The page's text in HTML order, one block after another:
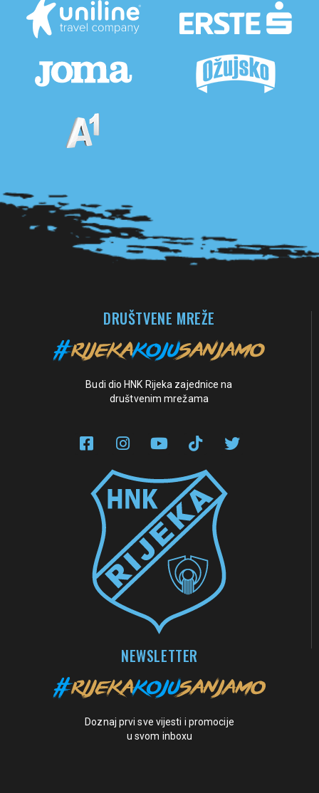
DRUŠTVENE MREŽE
Budi dio HNK Rijeka zajednice na
društvenim mrežama
NEWSLETTER
Doznaj prvi sve vijesti i promocije
u svom inboxu